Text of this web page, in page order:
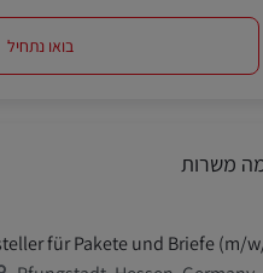
בואו נתחיל
משרות
für Pakete und Briefe (m/